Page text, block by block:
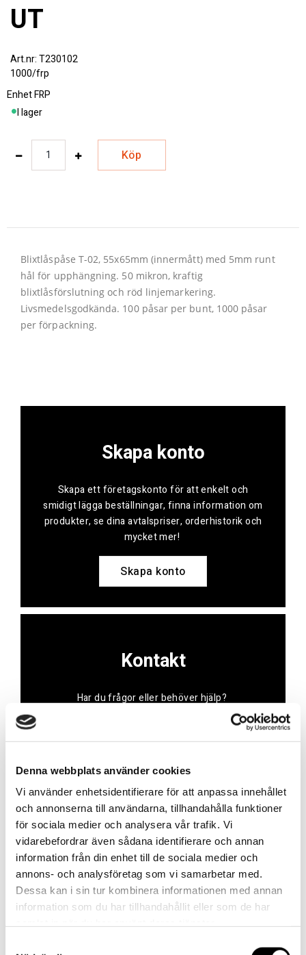
Denna webbplats använder cookies
Vi använder enhetsidentifierare för att anpassa innehållet
och annonserna till användarna, tillhandahålla funktioner
för sociala medier och analysera vår trafik. Vi
vidarebefordrar även sådana identifierare och annan
information från din enhet till de sociala medier och
annons- och analysföretag som vi samarbetar med.
Dessa kan i sin tur kombinera informationen med annan
information som du har tillhandahållit eller som de har
UT
T230102
1000/frp
EnhetFRP
I lager
Köp
Blixtlåspåse T-02, 55x65mm (innermått) med 5mm runt
hål för upphängning. 50 mikron, kraftig
blixtlåsförslutning och röd linjemarkering.
Livsmedelsgodkända. 100 påsar per bunt, 1000 påsar
per förpackning.
Skapa konto
Skapa ett företagskonto för att enkelt och
smidigt lägga beställningar, finna information om
produkter, se dina avtalspriser, orderhistorik och
mycket mer!
Skapa konto
Kontakt
Har du frågor eller behöver hjälp?
Vår kundtjänst är tillgänglig Mån – Fre: 07:30 –
Kontakt
Referenser